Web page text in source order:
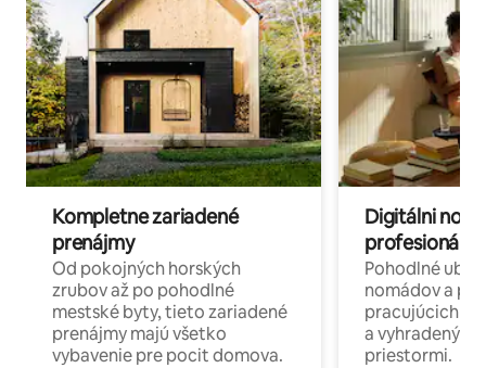
Kompletne zariadené
prenájmy
Od pokojných horských
zrubov až po pohodlné
mestské byty, tieto zariadené
prenájmy majú všetko
vybavenie pre pocit domova.
Digitálni
profesionáli
Pohodlné
nomádov a
pracujúcich
a
priestormi.